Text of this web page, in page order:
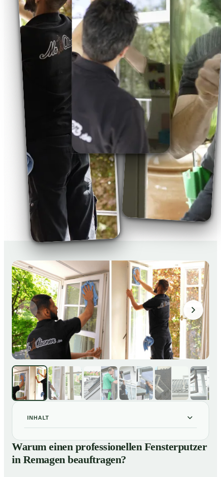
INHALT
Warum einen professionellen Fensterputzer in
Remagen beauftragen?
Darum lohnt sich ein Fensterputzer in Remagen
Warum einen professionellen Fensterputzer
in Remagen beauftragen?